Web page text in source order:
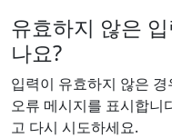
유효하지 않은
나요?
입력이 유효하지 않은
오류 메시지를 표시합니
고 다시 시도하세요.